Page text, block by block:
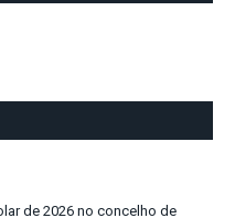
de 2026 no concelho de